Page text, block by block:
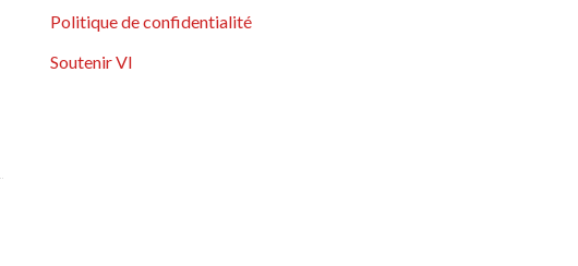
Politique de confidentialité
Soutenir VI